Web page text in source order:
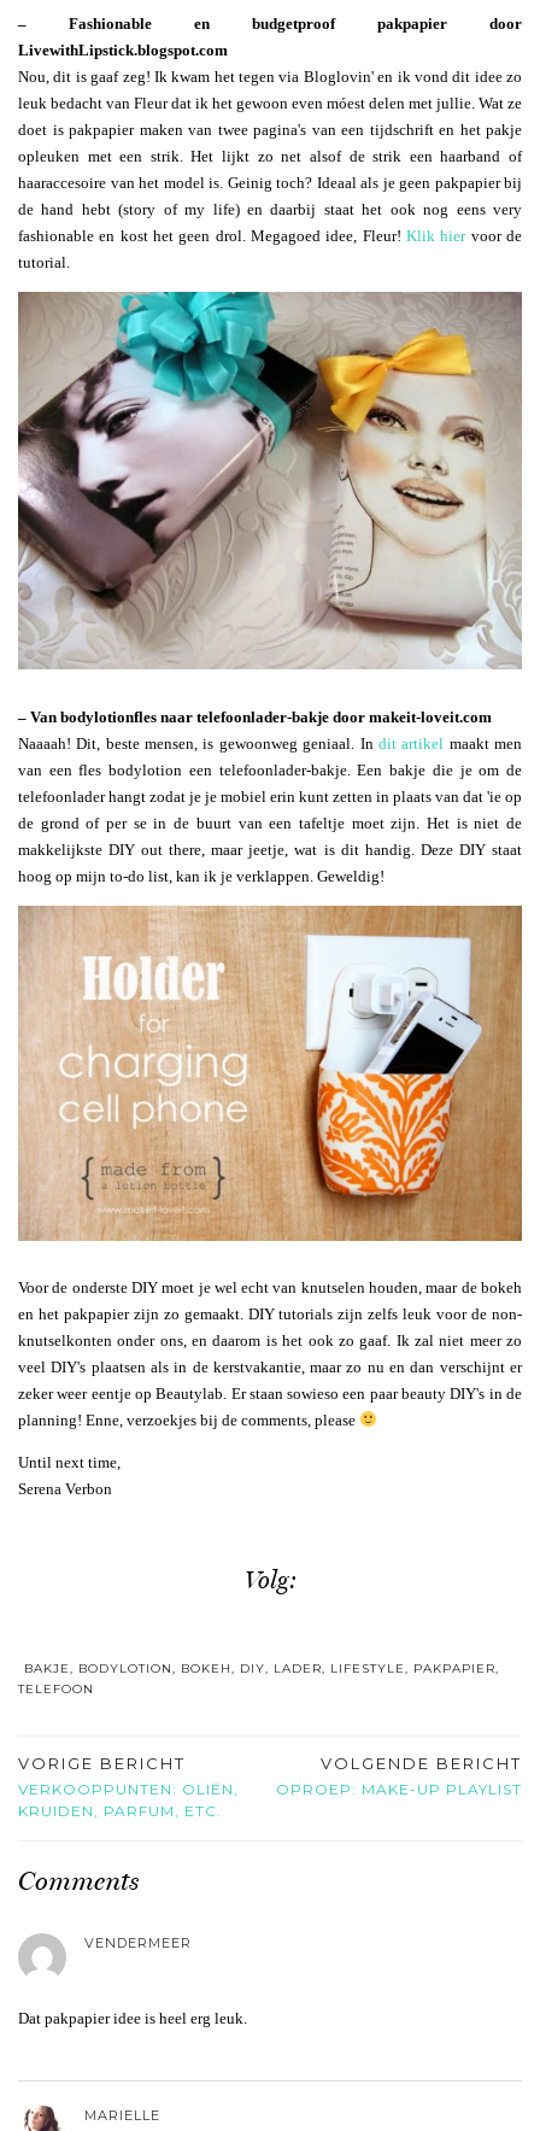
– Fashionable en budgetproof pakpapier door
LivewithLipstick.blogspot.com
Nou, dit is gaaf zeg! Ik kwam het tegen via Bloglovin' en ik vond dit idee zo
leuk bedacht van Fleur dat ik het gewoon even móest delen met jullie. Wat ze
doet is pakpapier maken van twee pagina's van een tijdschrift en het pakje
opleuken met een strik. Het lijkt zo net alsof de strik een haarband of
haaraccesoire van het model is. Geinig toch? Ideaal als je geen pakpapier bij
de hand hebt (story of my life) en daarbij staat het ook nog eens very
fashionable en kost het geen drol. Megagoed idee, Fleur! Klik hiervoor de
tutorial.
– Van bodylotionfles naar telefoonlader-bakje door makeit-loveit.com
Naaaah! Dit, beste mensen, is gewoonweg geniaal. In dit artikel maakt men
van een fles bodylotion een telefoonlader-bakje. Een bakje die je om de
telefoonlader hangt zodat je je mobiel erin kunt zetten in plaats van dat 'ie op
de grond of per se in de buurt van een tafeltje moet zijn. Het is niet de
makkelijkste DIY out there, maar jeetje, wat is dit handig. Deze DIY staat
hoog op mijn to-do list, kan ik je verklappen. Geweldig!
Voor de onderste DIY moet je wel echt van knutselen houden, maar de bokeh
en het pakpapier zijn zo gemaakt. DIY tutorials zijn zelfs leuk voor de non-
knutselkonten onder ons, en daarom is het ook zo gaaf. Ik zal niet meer zo
veel DIY's plaatsen als in de kerstvakantie, maar zo nu en dan verschijnt er
zeker weer eentje op Beautylab. Er staan sowieso een paar beauty DIY's in de
planning! Enne, verzoekjes bij de comments, please
Until next time,
Serena Verbon
Volg:
BAKJE, BODYLOTION, BOKEH, DIY, LADER, LIFESTYLE, PAKPAPIER,
TELEFOON
VORIGE BERICHT
VERKOOPPUNTEN: OLIËN,
KRUIDEN, PARFUM, ETC.
VOLGENDE BERICHT
OPROEP: MAKE-UP PLAYLIST
Comments
VENDERMEER
Dat pakpapier idee is heel erg leuk.
MARIELLE